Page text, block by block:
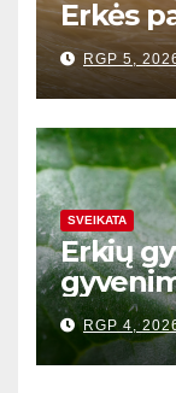
Erkės
RGP 5,
SVEIKATA
Erkių
RGP 4,